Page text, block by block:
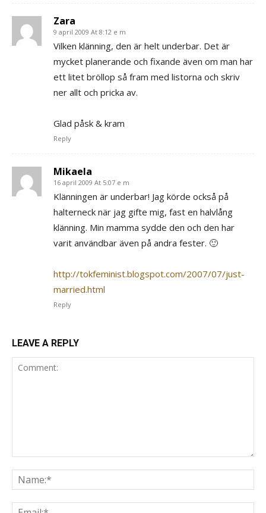
Zara
9 april 2009 At 8:12 e m
Vilken klänning, den är helt underbar. Det är
mycket planerande och fixande även om man har
ett litet bröllop så fram med listorna och skriv
ner allt och pricka av.
Glad påsk & kram
Reply
Mikaela
16 april 2009 At 5:07 e m
Klänningen är underbar! Jag körde också på
halterneck när jag gifte mig, fast en halvlång
klänning. Min mamma sydde den och den har
varit användbar även på andra fester. 🙂
http://tokfeminist.blogspot.com/2007/07/just-
married.html
Reply
LEAVE A REPLY